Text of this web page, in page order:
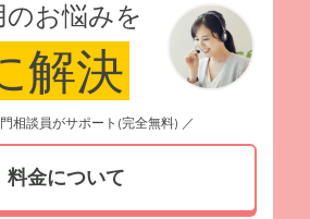
のお悩みを
解決
相談員がサポート(完全無料) ／
料金について